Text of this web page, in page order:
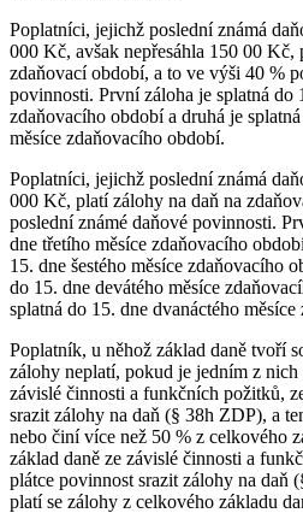
Poplatníci, jejichž poslední známá
000 Kč, avšak nepřesáhla 150 00 Kč,
zdaňovací období, a to ve výši 40 %
povinnosti. První záloha je splatná do
zdaňovacího období a druhá je
měsíce zdaňovacího období.
Poplatníci, jejichž poslední známá
000 Kč, platí zálohy na daň na
poslední známé daňové povinnosti.
dne třetího měsíce zdaňovacího
15. dne šestého měsíce zdaňovacího
do 15. dne devátého měsíce
splatná do 15. dne dvanáctého
Poplatník, u něhož základ daně tvoří
zálohy neplatí, pokud je jedním z
závislé činnosti a funkčních požitků,
srazit zálohy na daň (§ 38h ZDP), a
nebo činí více než 50 % z celkového
základ daně ze závislé činnosti a
plátce povinnost srazit zálohy na daň
platí se zálohy z celkového základu